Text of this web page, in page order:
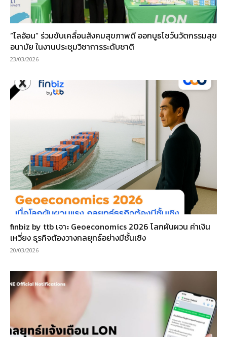
“ไลอ้อน” ร่วมขับเคลื่อนสังคมสุขภาพดี ออกบูธโชว์นวัตกรรมสุข
อนามัย ในงานประชุมวิชาการระดับชาติ
23/03/2026
finbiz by ttb เจาะ Geoeconomics 2026 โลกผันผวน ค่าเงิน
เหวี่ยง ธุรกิจต้องวางกลยุทธ์อย่างมีชั้นเชิง
20/03/2026